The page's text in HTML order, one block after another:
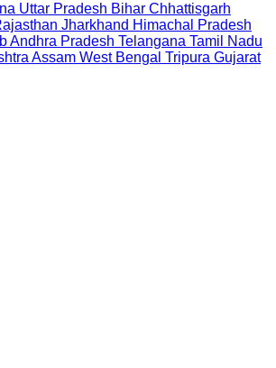
Uttar Pradesh Bihar Chhattisgarh
Jharkhand Himachal Pradesh
Andhra Pradesh Telangana Tamil Nadu
Assam West Bengal Tripura Gujarat